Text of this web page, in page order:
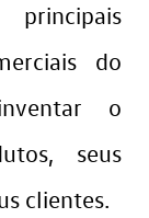
do
o
seus
clientes.